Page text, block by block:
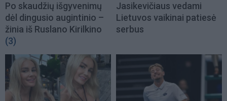
Po skaudžių išgyvenimų
dėl dingusio augintinio –
žinia iš Ruslano Kirilkino
(3)
Jasikevičiaus vedami
Lietuvos vaikinai patiesė
serbus